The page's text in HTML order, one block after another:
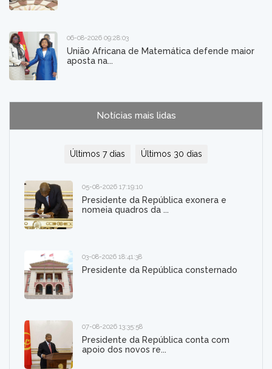
06-08-2026 09:28:03
União Africana de Matemática defende maior
aposta na...
Notícias mais lidas
Últimos 7 dias Últimos 30 dias
05-08-2026 17:19:10
Presidente da República exonera e
nomeia quadros da ...
03-08-2026 18:41:38
Presidente da República consternado
07-08-2026 13:35:58
Presidente da República conta com
apoio dos novos re...